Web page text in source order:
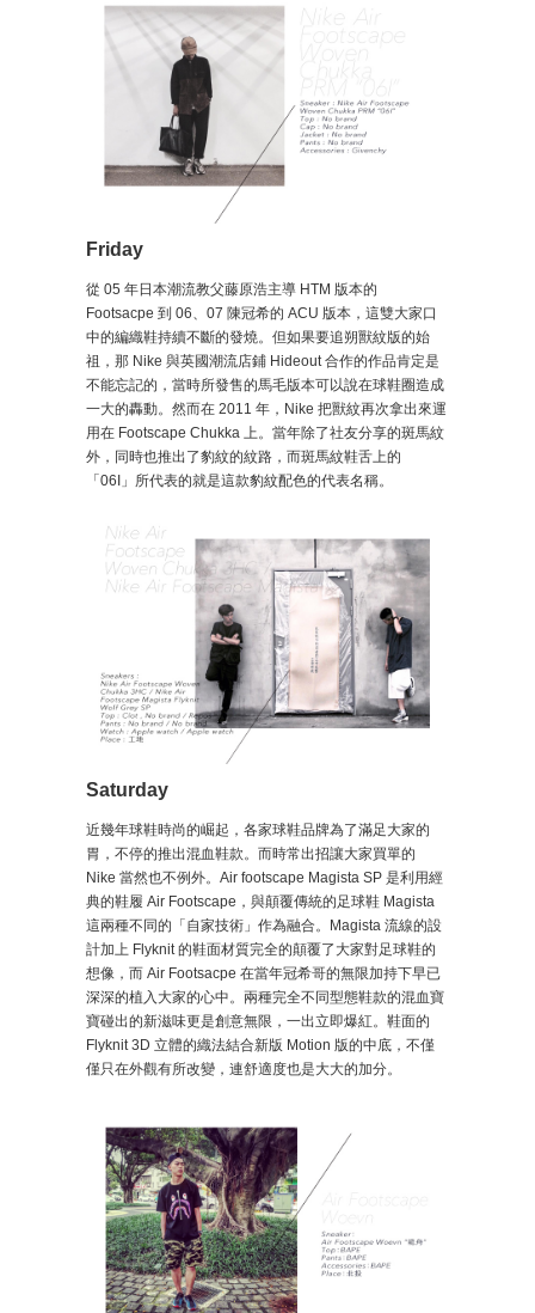
Friday
從 05 年日本潮流教父藤原浩主導 HTM 版本的
Footsacpe 到 06、07 陳冠希的 ACU 版本，這雙大家口
中的編織鞋持續不斷的發燒。但如果要追朔獸紋版的始
祖，那 Nike 與英國潮流店鋪 Hideout 合作的作品肯定是
不能忘記的，當時所發售的馬毛版本可以說在球鞋圈造成
一大的轟動。然而在 2011 年，Nike 把獸紋再次拿出來運
用在 Footscape Chukka 上。當年除了社友分享的斑馬紋
外，同時也推出了豹紋的紋路，而斑馬紋鞋舌上的
「06I」所代表的就是這款豹紋配色的代表名稱。
Saturday
近幾年球鞋時尚的崛起，各家球鞋品牌為了滿足大家的
胃，不停的推出混血鞋款。而時常出招讓大家買單的
Nike 當然也不例外。Air footscape Magista SP 是利用經
典的鞋履 Air Footscape，與顛覆傳統的足球鞋 Magista
這兩種不同的「自家技術」作為融合。Magista 流線的設
計加上 Flyknit 的鞋面材質完全的顛覆了大家對足球鞋的
想像，而 Air Footsacpe 在當年冠希哥的無限加持下早已
深深的植入大家的心中。兩種完全不同型態鞋款的混血寶
寶碰出的新滋味更是創意無限，一出立即爆紅。鞋面的
Flyknit 3D 立體的織法結合新版 Motion 版的中底，不僅
僅只在外觀有所改變，連舒適度也是大大的加分。